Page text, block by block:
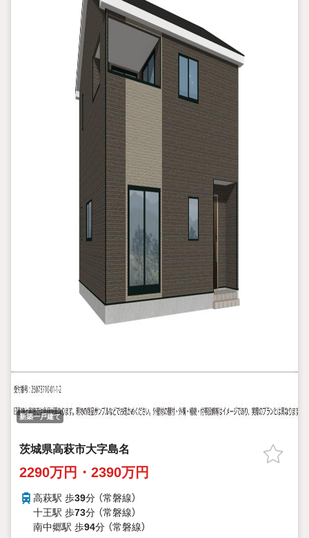
新築一戸建て
茨城県高萩市大字島名
2290万円・2390万円
高萩駅 歩39分 （常磐線）
十王駅 歩73分 （常磐線）
南中郷駅 歩94分 （常磐線）